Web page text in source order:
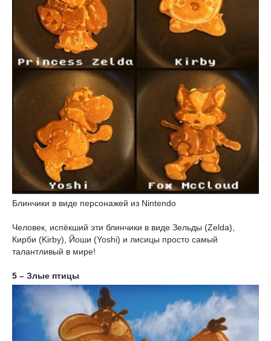
Блинчики в виде персонажей из Nintendo
Человек, испёкший эти блинчики в виде Зельды (Zelda),
Кирби (Kirby), Йоши (Yoshi) и лисицы просто самый
талантливый в мире!
5 – Злые птицы